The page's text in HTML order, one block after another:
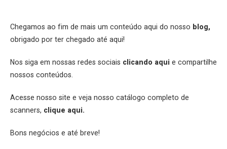
Chegamos ao fim de mais um conteúdo aqui do nosso blog,
obrigado por ter chegado até aqui!
Nos siga em nossas redes sociais clicando aqui e compartilhe
nossos conteúdos.
Acesse nosso site e veja nosso catálogo completo de
scanners, clique aqui.
Bons negócios e até breve!